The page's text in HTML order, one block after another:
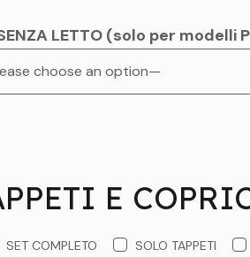
LETTO (solo per modelli
E
SET COMPLETO SOLO TAPPETI